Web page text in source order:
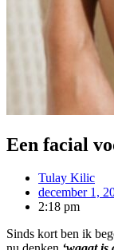
Een facial
Tulay Kilic
december 1,
2:18 pm
Sinds kort ben ik